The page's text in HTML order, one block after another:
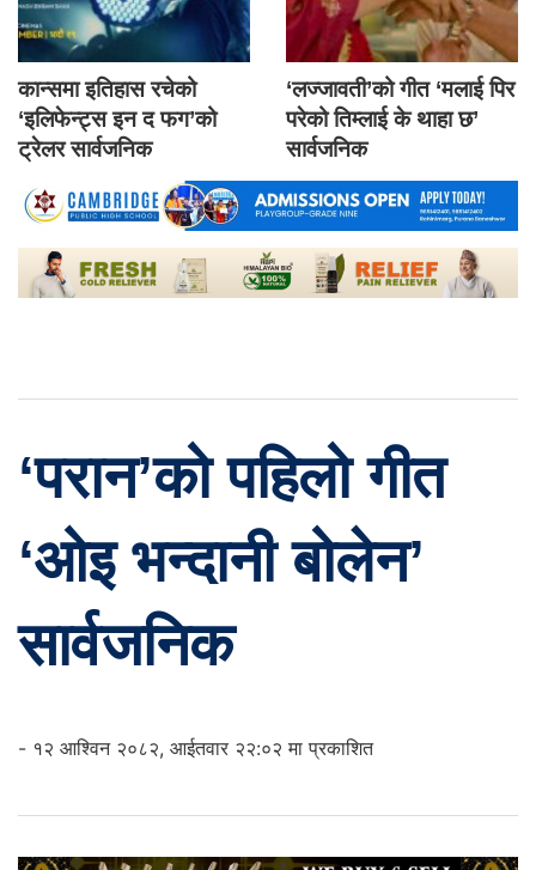
कान्समा इतिहास रचेको
‘इलिफेन्ट्स इन द फग’को
ट्रेलर सार्वजनिक
‘लज्जावती’को गीत ‘मलाई पिर
परेको तिम्लाई के थाहा छ’
सार्वजनिक
‘परान’को पहिलो गीत
‘ओइ भन्दानी बोलेन’
सार्वजनिक
- १२ आश्विन २०८२, आईतवार २२:०२ मा प्रकाशित